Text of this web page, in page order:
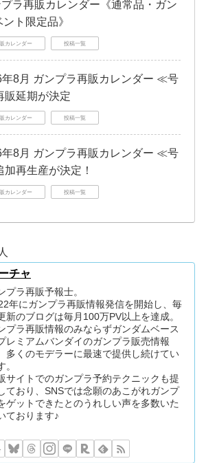
ラ再販カレンダー《通常品・ガン
ト限定品》
カレンダー 投稿一覧
年8月 ガンプラ再販カレンダー ≪号
延期が決定
カレンダー 投稿一覧
年8月 ガンプラ再販カレンダー ≪号
再生産が決定！
カレンダー 投稿一覧
チャ
プラ再販予報士。
年にガンプラ再販情報発信を開始し、毎
新のブログは毎月100万PV以上を達成。
プラ再販情報のみならずガンダムベース
レミアムバンダイのガンプラ販売情報
多くのモデラーに最速で提供し続けてい
。
サイトでのガンプラ予約テクニックも提
ており、SNSでは念願のあこがれガンプ
ゲットできたとのうれしい声を多数いた
ております♪